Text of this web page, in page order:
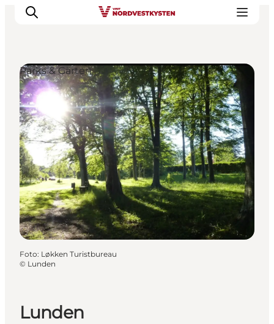
Urlaubsorte
Inspiration
Events
Unterkunft
Mach deine Urlaubsplanung
Lunden
Parks & Gärten
Foto: Løkken Turistbureau
© Lunden